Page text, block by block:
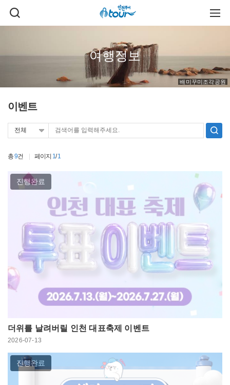
검
색
주
메
여행정보
배미꾸미조각공원
이벤트
검
총9건 페이지 1/1
진행완료
더위를 날려버릴 인천 대표축제 이벤트
2026-07-13
진행완료